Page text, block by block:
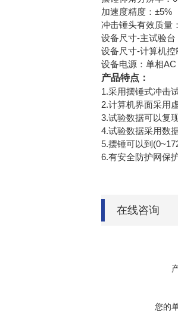
加速度精度：±5%
冲击锤头有效质量
设备尺寸-主试验
设备尺寸-计算机
设备电源：单相
产品特点：
1.采用摆锤式冲击
2.计算机界面采用
3.试验数据可以复
4.试验数据采用数
5.摆锤可以到
6.有安全防护网保
在线咨询
您的